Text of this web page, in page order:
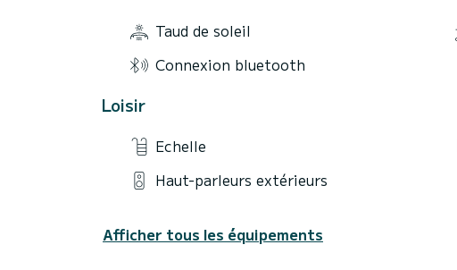
Taud de soleil
Connexion bluetooth
Loisir
Echelle
Haut-parleurs extérieurs
Afficher tous les équipements